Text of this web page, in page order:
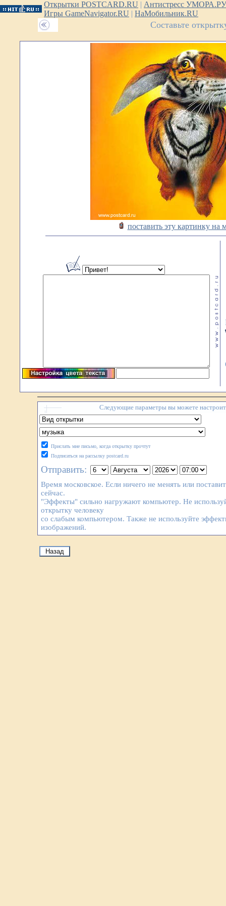
Открытки POSTCARD.RU | Антистресс УМОРА.РУ
Игры GameNavigator.RU | НаМобильник.RU
Составьте
поставить эту картинку на
Следующие параметры вы можете
Прислать мне письмо, когда открытку прочтут
Подписаться на рассылку postcard.ru
Отправить:
Время московское. Если ничего не менять или
сейчас.
"Эффекты" сильно нагружают компьютер. Не
открытку человеку
со слабым компьютером. Также не используйте
изображений.